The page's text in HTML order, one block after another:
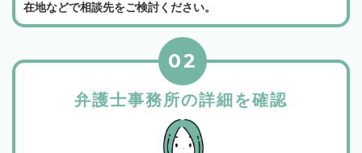
在地などで相談先をご検討ください。
弁護士事務所の詳細を確認
02